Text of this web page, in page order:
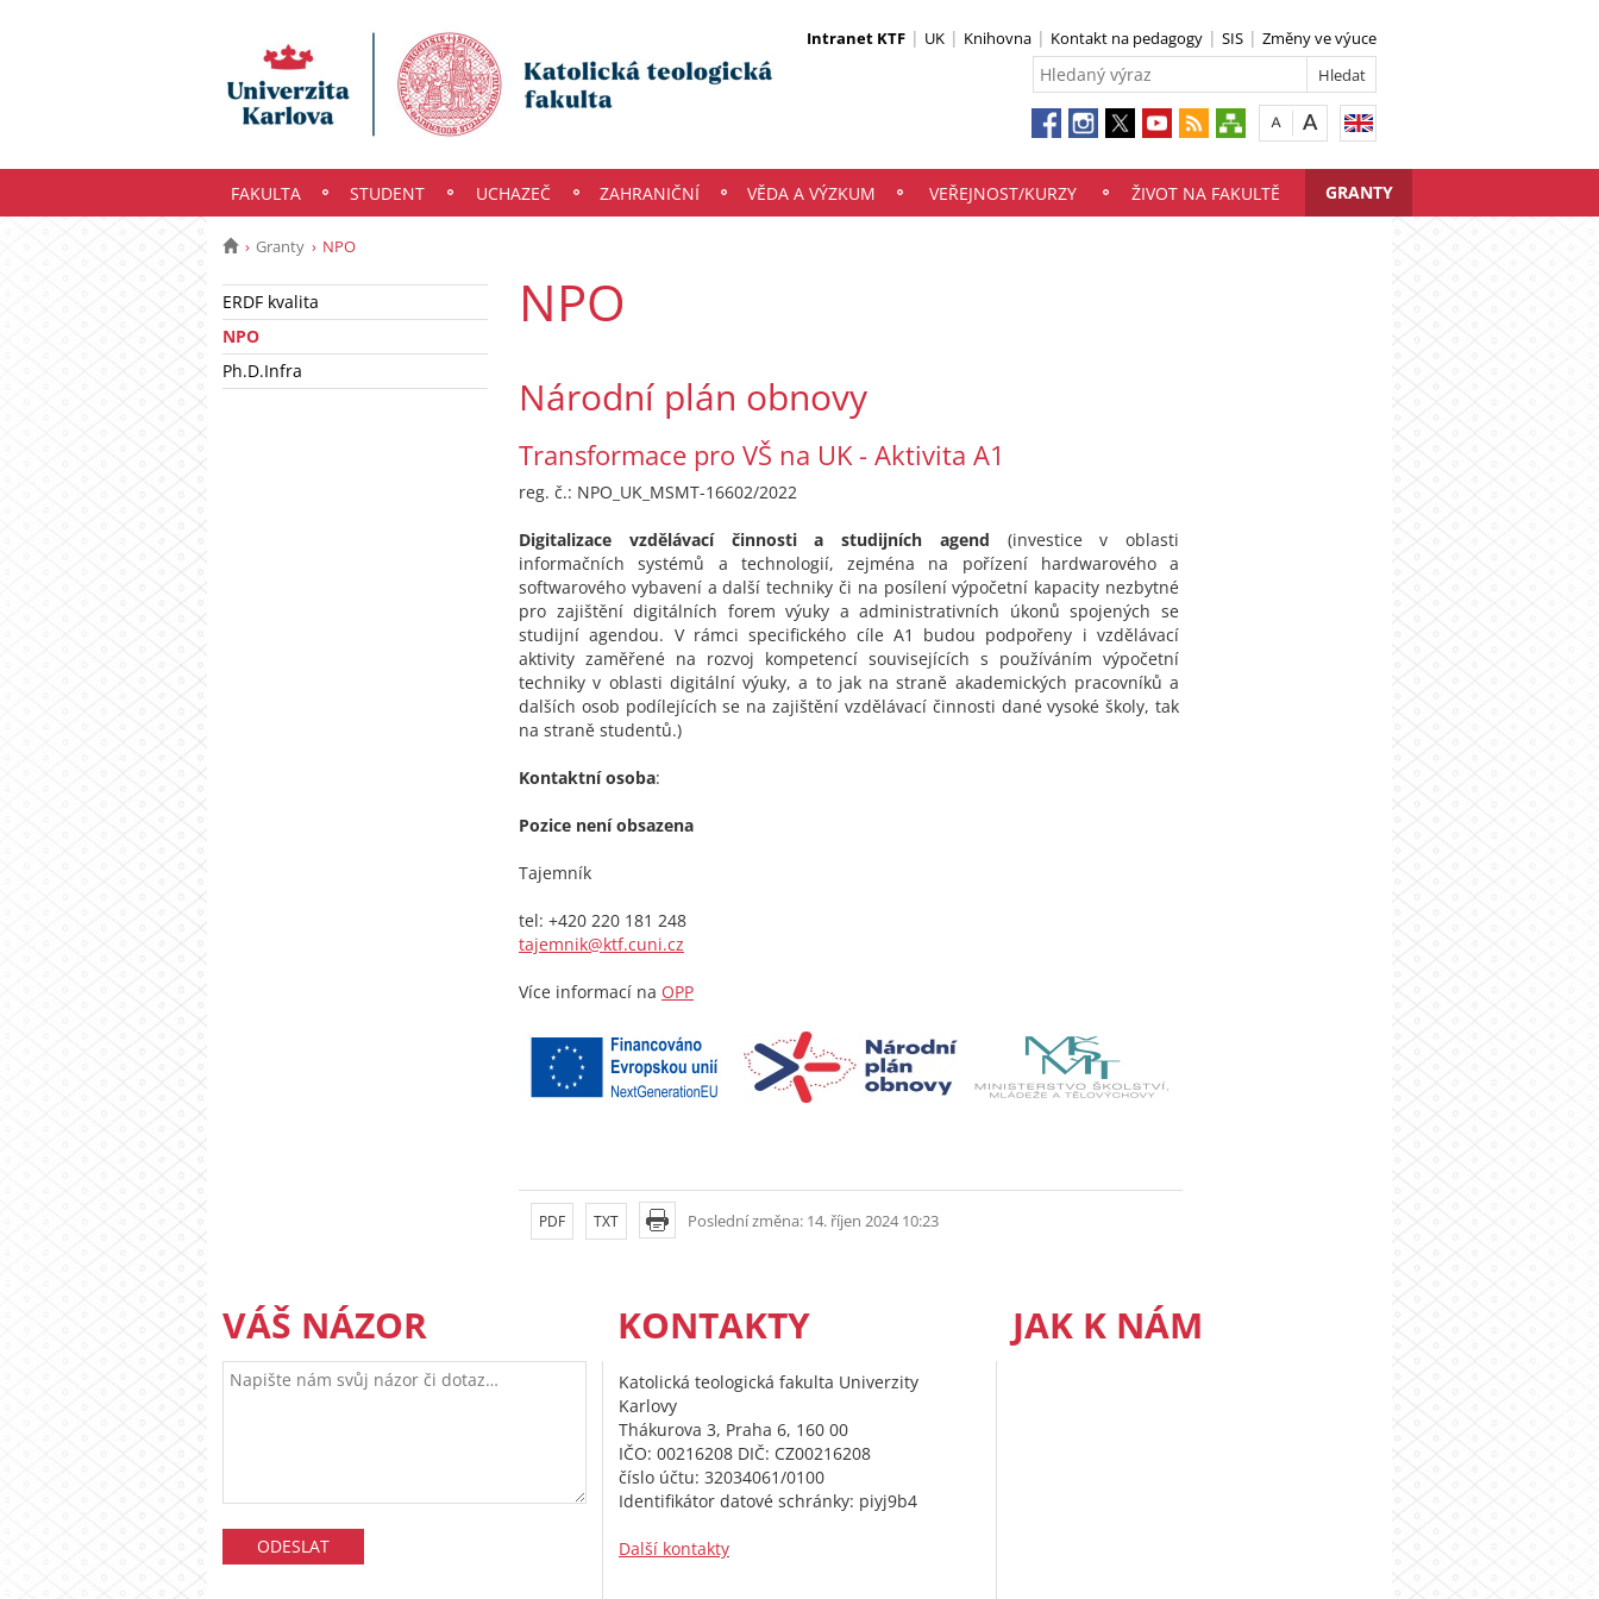
Intranet KTF UK Knihovna Kontakt na pedagogy SIS Změny ve výuce
FAKULTA STUDENT UCHAZEČ ZAHRANIČNÍ VĚDA A VÝZKUM VEŘEJNOST/KURZY ŽIVOT NA FAKULTĚ GRANTY
Granty NPO
ERDF kvalita
NPO
Ph.D.Infra
NPO
Národní plán obnovy
Transformace pro VŠ na UK - Aktivita A1
reg. č.: NPO_UK_MSMT-16602/2022
Digitalizace vzdělávací činnosti a studijních agend (investice v oblasti
informačních systémů a technologií, zejména na pořízení hardwarového a
softwarového vybavení a další techniky či na posílení výpočetní kapacity nezbytné
pro zajištění digitálních forem výuky a administrativních úkonů spojených se
studijní agendou. V rámci specifického cíle A1 budou podpořeny i vzdělávací
aktivity zaměřené na rozvoj kompetencí souvisejících s používáním výpočetní
techniky v oblasti digitální výuky, a to jak na straně akademických pracovníků a
dalších osob podílejících se na zajištění vzdělávací činnosti dané vysoké školy, tak
na straně studentů.)
Kontaktní osoba:
Pozice není obsazena
Tajemník
tel: +420 220 181 248
tajemnik@ktf.cuni.cz
Více informací na OPP
Poslední změna: 14. říjen 2024 10:23
PDF TXT
VÁŠ NÁZOR KONTAKTY
Katolická teologická fakulta Univerzity
Karlovy
Thákurova 3, Praha 6, 160 00
IČO: 00216208 DIČ: CZ00216208
číslo účtu: 32034061/0100
Identifikátor datové schránky: piyj9b4
Další kontakty
JAK K NÁM